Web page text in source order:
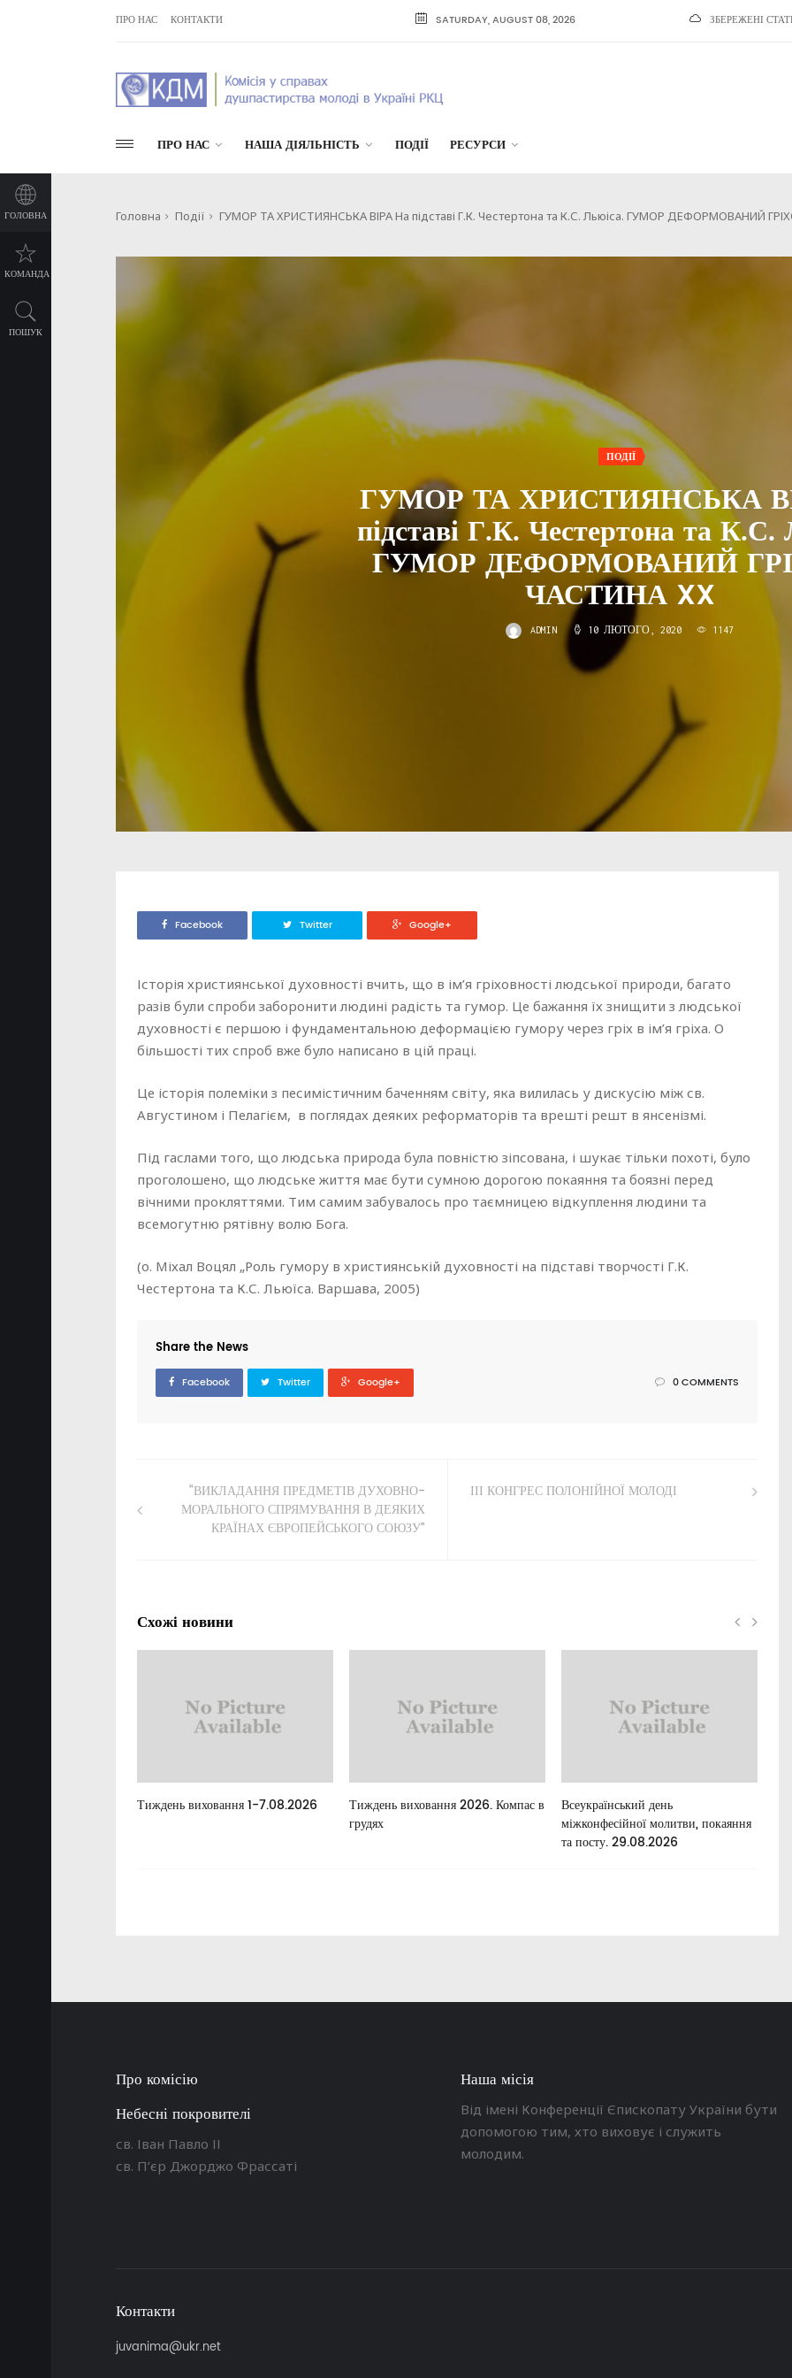
ПРО НАС КОНТАКТИ SATURDAY, AUGUST 08, 2026 ЗБЕРЕЖЕНІ
ПРО НАС НАША ДІЯЛЬНІСТЬ ПОДІЇ РЕСУРСИ
ГОЛОВНА
КОМАНДА
ПОШУК
Головна Події ГУМОР ТА ХРИСТИЯНСЬКА ВІРА На підставі Г.К. Честертона та К.С. Льюіса. ГУМОР ДЕФОРМОВАНИЙ
ПОДІЇ
ГУМОР ТА ХРИСТИЯНСЬКА
підставі Г.К. Честертона та К.С.
ГУМОР ДЕФОРМОВАНИЙ
ЧАСТИНА XX
ADMIN 10 ЛЮТОГО, 2020 1147
Facebook Twitter Google+
Історія християнської духовності вчить, що в ім’я гріховності людської природи, багато
разів були спроби заборонити людині радість та гумор. Це бажання їх знищити з людської
духовності є першою і фундаментальною деформацією гумору через гріх в ім’я гріха. О
більшості тих спроб вже було написано в цій праці.
Це історія полеміки з песимістичним баченням світу, яка вилилась у дискусію між св.
Августином і Пелагієм, в поглядах деяких реформаторів та врешті решт в янсенізмі.
Під гаслами того, що людська природа була повністю зіпсована, і шукає тільки похоті, було
проголошено, що людське життя має бути сумною дорогою покаяння та боязні перед
вічними прокляттями. Тим самим забувалось про таємницею відкуплення людини та
всемогутню рятівну волю Бога.
(о. Mіхал Воцял „Роль гумору в християнській духовності на підставі творчості Г.К.
Честертона та К.С. Льюїса. Варшава, 2005)
Share the News
Facebook Twitter Google+ 0 COMMENTS
“ВИКЛАДАННЯ ПРЕДМЕТІВ ДУХОВНО-
МОРАЛЬНОГО СПРЯМУВАННЯ В ДЕЯКИХ
КРАЇНАХ ЄВРОПЕЙСЬКОГО СОЮЗУ”
ІІІ КОНГРЕС ПОЛОНІЙНОЇ МОЛОДІ
Схожі новини
Тиждень виховання 1-7.08.2026
Тиждень виховання 2026. Компас в
грудях
Всеукраїнський день
міжконфесійної молитви, покаяння
та посту. 29.08.2026
Про комісію
Небесні покровителі
св. Іван Павло ІІ
св. П’єр Джорджо Фрассаті
Наша місія
Від імені Конференції Єпископату України бути
допомогою тим, хто виховує і служить
молодим.
Контакти
juvanima@ukr.net